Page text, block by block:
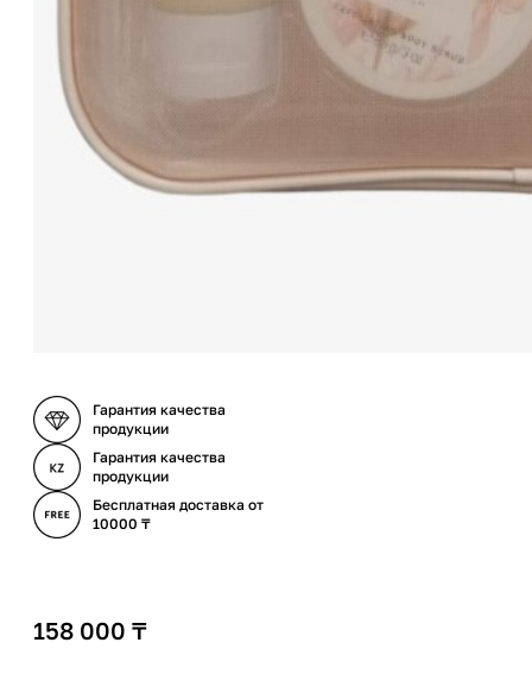
Гарантия качества
продукции
Гарантия качества
продукции
Бесплатная доставка от
10000 ₸
158 000 ₸